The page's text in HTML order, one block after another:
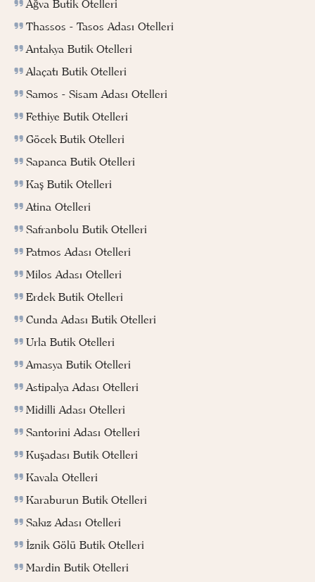
Ağva Butik Otelleri
Thassos - Tasos Adası Otelleri
Antakya Butik Otelleri
Alaçatı Butik Otelleri
Samos - Sisam Adası Otelleri
Fethiye Butik Otelleri
Göcek Butik Otelleri
Sapanca Butik Otelleri
Kaş Butik Otelleri
Atina Otelleri
Safranbolu Butik Otelleri
Patmos Adası Otelleri
Milos Adası Otelleri
Erdek Butik Otelleri
Cunda Adası Butik Otelleri
Urla Butik Otelleri
Amasya Butik Otelleri
Astipalya Adası Otelleri
Midilli Adası Otelleri
Santorini Adası Otelleri
Kuşadası Butik Otelleri
Kavala Otelleri
Karaburun Butik Otelleri
Sakız Adası Otelleri
İznik Gölü Butik Otelleri
Mardin Butik Otelleri